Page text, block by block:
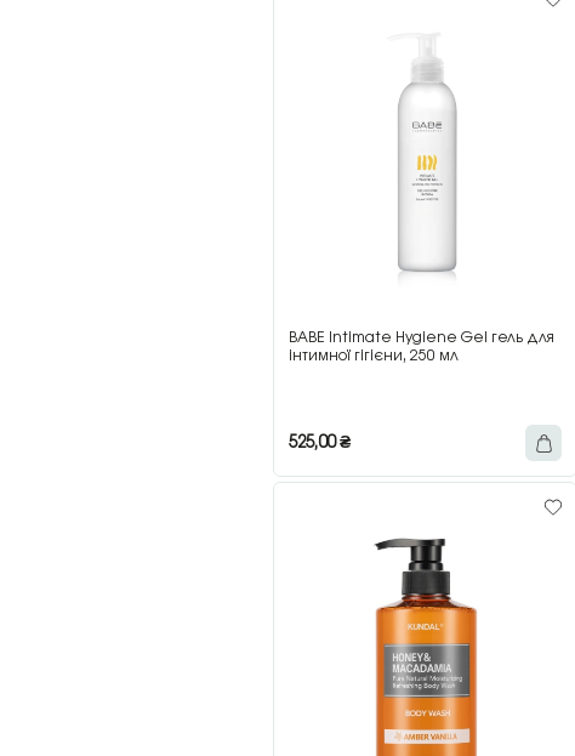
BABE Intimate Hygiene Gel гель для
інтимної гігієни, 250 мл
525,00₴